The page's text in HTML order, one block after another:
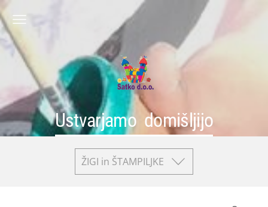
Ustvarjamo domišljijo
ŽIGI in ŠTAMPILJKE